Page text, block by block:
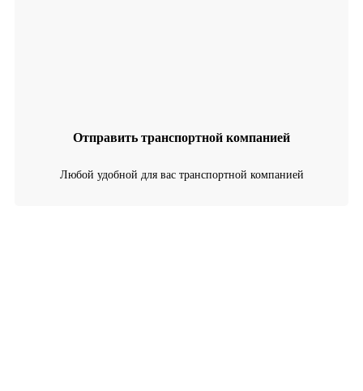
Отправить транспортной компанией
Любой удобной для вас транспортной компанией